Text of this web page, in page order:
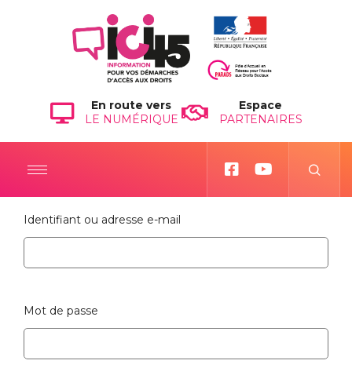
En route vers
LE NUMÉRIQUE
Espace
PARTENAIRES
Identifiant ou adresse e-mail
Mot de passe